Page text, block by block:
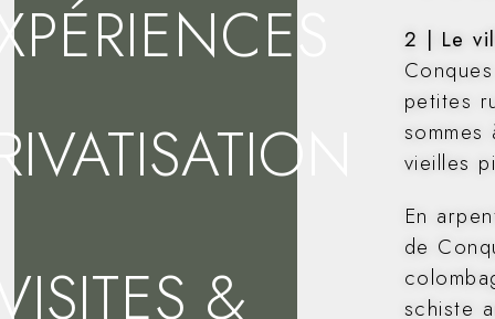
&
2 | Le
petites
vieilles
En
de
schiste